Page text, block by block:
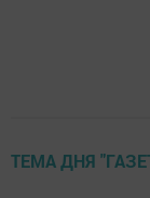
ТЕМА ДНЯ